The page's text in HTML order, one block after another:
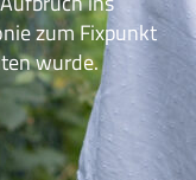
zum Fixpunkt
wurde.